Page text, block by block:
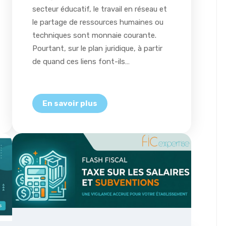
secteur éducatif, le travail en réseau et
le partage de ressources humaines ou
techniques sont monnaie courante.
Pourtant, sur le plan juridique, à partir
de quand ces liens font-ils…